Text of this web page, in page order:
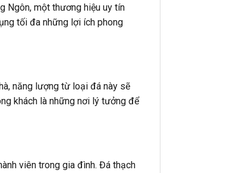
Ngôn, một thương hiệu uy tín
tối đa những lợi ích phong
năng lượng từ loại đá này sẽ
khách là những nơi lý tưởng để
viên trong gia đình. Đá thạch